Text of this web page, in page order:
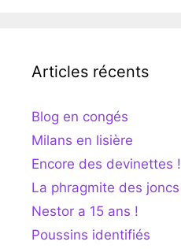
Articles récents
Blog en congés
Milans en lisière
Encore des devinettes !
La phragmite des joncs
Nestor a 15 ans !
Poussins identifiés